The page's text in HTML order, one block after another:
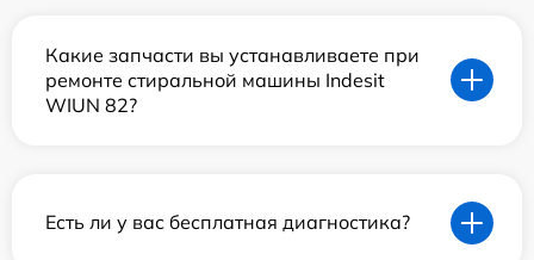
Какие запчасти вы устанавливаете при
ремонте стиральной машины Indesit
WIUN 82?
Есть ли у вас бесплатная диагностика?